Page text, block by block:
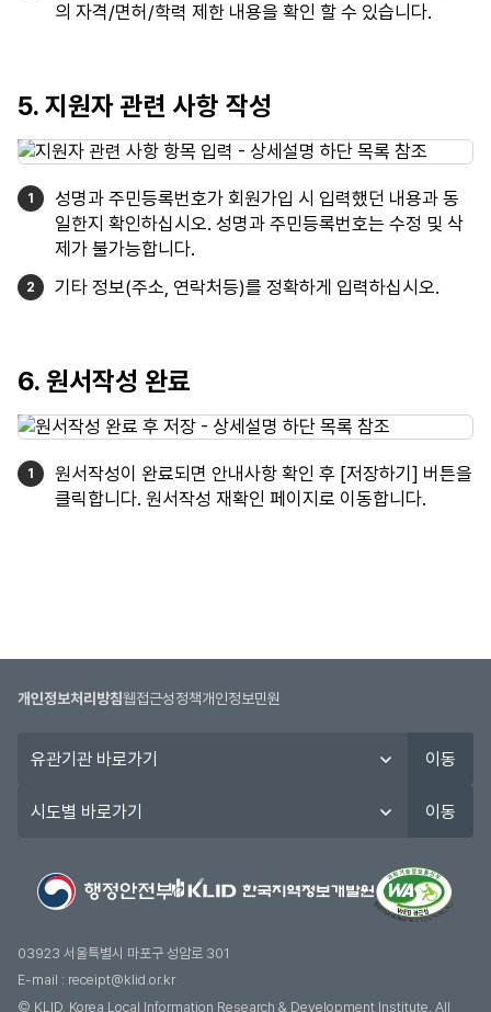
의 자격/면허/학력 제한 내용을 확인 할 수 있습니다.
5. 지원자 관련 사항 작성
성명과 주민등록번호가 회원가입 시 입력했던 내용과 동
일한지 확인하십시오. 성명과 주민등록번호는 수정 및 삭
제가 불가능합니다.
기타 정보(주소, 연락처등)를 정확하게 입력하십시오.
6. 원서작성 완료
원서작성이 완료되면 안내사항 확인 후 [저장하기] 버튼을
클릭합니다. 원서작성 재확인 페이지로 이동합니다.
개인정보처리방침웹접근성정책개인정보민원
관
이동
도
기
이동
03923 서울특별시 마포구 성암로 301
E-mail : receipt@klid.or.kr
© KLID, Korea Local Information Research & Development Institute. AII